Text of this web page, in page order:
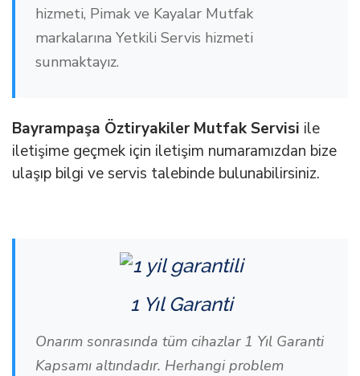
hizmeti, Pimak ve Kayalar Mutfak
markalarına Yetkili Servis hizmeti
sunmaktayız.
Bayrampaşa Öztiryakiler Mutfak Servisi ile
iletişime geçmek için iletişim numaramızdan bize
ulaşıp bilgi ve servis talebinde bulunabilirsiniz.
1 Yıl Garanti
Onarım sonrasında tüm cihazlar 1 Yıl Garanti
Kapsamı altındadır. Herhangi problem